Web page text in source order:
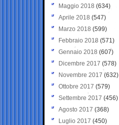
Maggio 2018 (634)
Aprile 2018 (547)
Marzo 2018 (599)
Febbraio 2018 (571)
Gennaio 2018 (607)
Dicembre 2017 (578)
Novembre 2017 (632)
Ottobre 2017 (579)
Settembre 2017 (456)
Agosto 2017 (368)
Luglio 2017 (450)